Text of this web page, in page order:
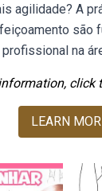
agilidade? A
são
na
click
LEARN